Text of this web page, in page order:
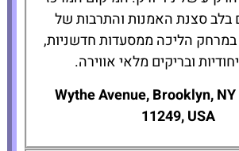
בלב סצנת האמנות והתרבות של
במרחק הליכה ממסעדות חדשניות,
ובריקים מלאי אווירה.
כתובת: 80 Wythe Avenue, Brooklyn, NY
11249, USA